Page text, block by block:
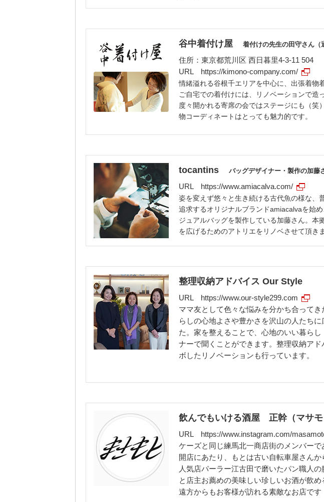
谷中着付け屋 着付けの先生の田守さん（
住所：東京都荒川区 西日暮里4-3-11 504
URL
https://kimono-company.com/
情緒溢れる谷根千エリアを中心に、出張着物
ご自宅での着付けには、リノベーションで造
度々開かれる寄席の会ではステージにも（笑
物コーディネートはとっても魅力的です。
tocantins バッグデザイナー・製作の加藤
URL
https://www.amiacalva.com/
姿を変えず悠々と生き続ける古代魚の様な、
追求するオリジナルブランドamiacalvaを始
ジュアルバッグを製作している加藤さん。本
を広げるためのアトリエをリノベさせて頂きま
整理収納アドバイス Our Style
URL
https://www.our-style299.com
ママ友として色々な悩みを分かち合って
らしの心地よさや豊かさを沢山の人たち
た。家を整えることで、心地のいい暮ら
ナーで聞くことができます。整理収納ア
ボしたリノベーションも行っています。
飲んでもいける酒屋 正幹（マサモ
URL
https://www.instagram.com/
ケーズと同じ練馬北一商店街のメンバー
開店にあたり、もとは古い自転車屋さんか
人気店パーラー江古田で磨いたパン職人
と店主お薦めの美味しい珍しいお酒が飲
遠方からもお客様が訪れる素敵なお店です